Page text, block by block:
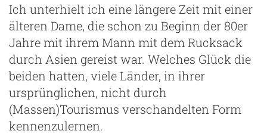
Ich unterhielt ich eine längere Zeit mit einer
älteren Dame, die schon zu Beginn der 80er
Jahre mit ihrem Mann mit dem Rucksack
durch Asien gereist war. Welches Glück die
beiden hatten, viele Länder, in ihrer
ursprünglichen, nicht durch
(Massen)Tourismus verschandelten Form
kennenzulernen.